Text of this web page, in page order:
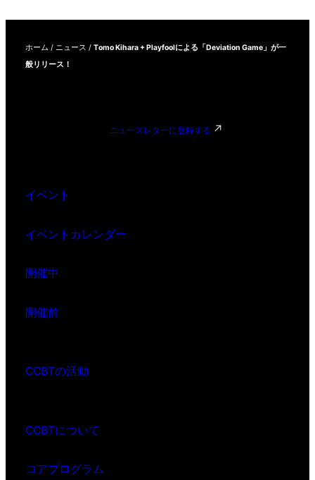
ホーム / ニュース / Tomo Kihara + Playfoolによる「Deviation Game」が一
般リリース！
ニュースレターに登録する
イベント
イベントカレンダー
開催中
開催前
CCBTの活動
CCBTについて
コアプログラム